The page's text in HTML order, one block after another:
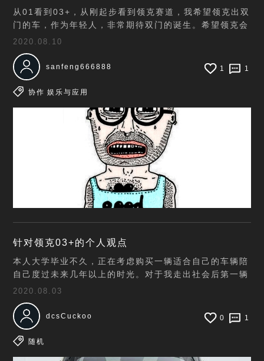
从01看到03+，从刚起步看到领克赛道，我希望领克出双
门的车，作为年轻人，非常期待双门的诞生。希望领克会
出双门车。
2020.08.10
sanfeng666888 1
1
协作 娱乐与应用
针对领克03+的个人观点
本人大学毕业不久，正在考虑购买一辆适合自己的车辆陪
自己度过未来几年以上的时光。对于我走出社会后第一辆
车，它的意义或许会更符合自己对于年轻的定义。 与我
2020.08.03
dcsCuckoo 1
0
随机